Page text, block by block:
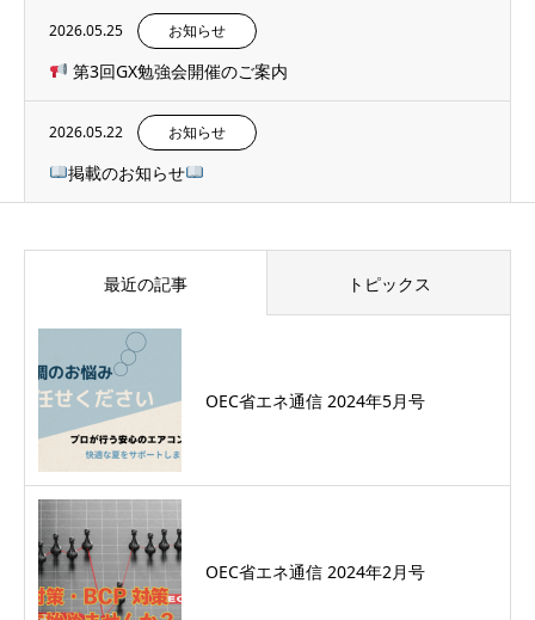
2026.05.25 お知らせ
第3回GX勉強会開催のご案内
2026.05.22 お知らせ
掲載のお知らせ
最近の記事 トピックス
OEC省エネ通信 2024年5月号
OEC省エネ通信 2024年2月号